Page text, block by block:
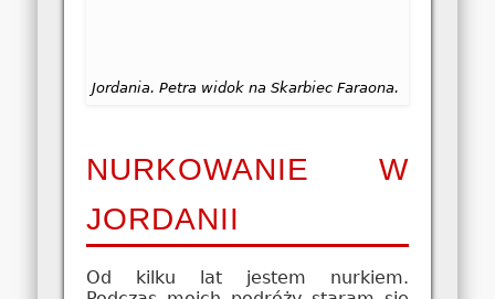
Jordania. Petra widok na Skarbiec Faraona.
NURKOWANIE W
JORDANII
Od kilku lat jestem nurkiem.